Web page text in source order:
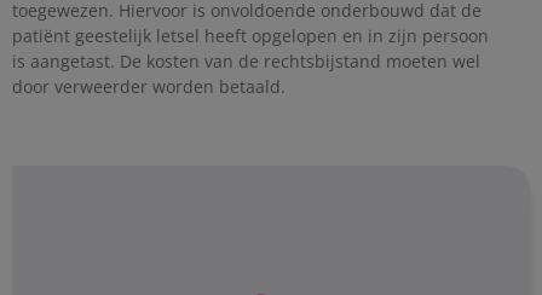
toegewezen. Hiervoor is onvoldoende onderbouwd dat de
patiënt geestelijk letsel heeft opgelopen en in zijn persoon
is aangetast. De kosten van de rechtsbijstand moeten wel
door verweerder worden betaald.